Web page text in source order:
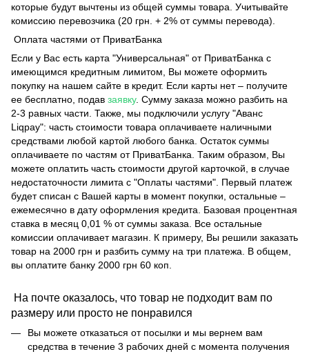
которые будут вычтены из общей суммы товара. Учитывайте
комиссию перевозчика (20 грн. + 2% от суммы перевода).
Оплата частями от ПриватБанка
Если у Вас есть карта "Универсальная" от ПриватБанка с
имеющимся кредитным лимитом, Вы можете оформить
покупку на нашем сайте в кредит. Если карты нет – получите
ее бесплатно, подав заявку. Сумму заказа можно разбить на
2-3 равных части. Также, мы подключили услугу "Аванс
Liqpay": часть стоимости товара оплачиваете наличными
средствами любой картой любого банка. Остаток суммы
оплачиваете по частям от ПриватБанка. Таким образом, Вы
можете оплатить часть стоимости другой карточкой, в случае
недостаточности лимита с "Оплаты частями". Первый платеж
будет списан с Вашей карты в момент покупки, остальные –
ежемесячно в дату оформления кредита. Базовая процентная
ставка в месяц 0,01 % от суммы заказа. Все остальные
комиссии оплачивает магазин. К примеру, Вы решили заказать
товар на 2000 грн и разбить сумму на три платежа. В общем,
вы оплатите банку 2000 грн 60 коп.
На почте оказалось, что товар не подходит вам по
размеру или просто не понравился
Вы можете отказаться от посылки и мы вернем вам
средства в течение 3 рабочих дней с момента получения